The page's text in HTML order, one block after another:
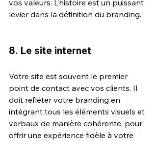
vos valeurs. L’histoire est un puissant
levier dans la définition du branding.
8. Le site internet
Votre site est souvent le premier
point de contact avec vos clients. Il
doit refléter votre branding en
intégrant tous les éléments visuels et
verbaux de manière cohérente, pour
offrir une expérience fidèle à votre